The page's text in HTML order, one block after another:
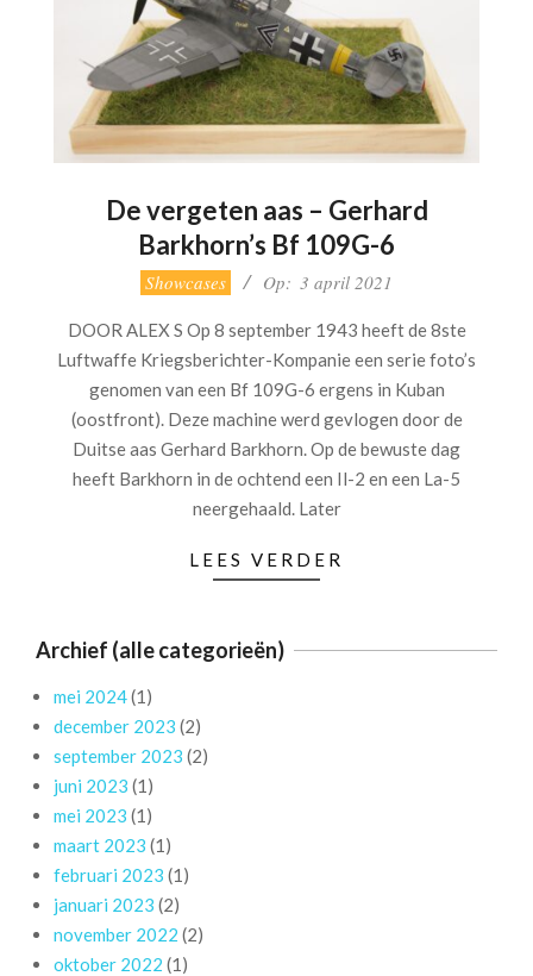
De vergeten aas – Gerhard
Barkhorn’s Bf 109G-6
03
Showcases Op: 3 april 2021
DOOR ALEX S Op 8 september 1943 heeft de 8ste
Luftwaffe Kriegsberichter-Kompanie een serie foto’s
genomen van een Bf 109G-6 ergens in Kuban
(oostfront). Deze machine werd gevlogen door de
Duitse aas Gerhard Barkhorn. Op de bewuste dag
heeft Barkhorn in de ochtend een Il-2 en een La-5
neergehaald. Later
LEES VERDER
Archief (alle categorieën)
mei 2024(1)
december 2023 (2)
september 2023 (2)
juni 2023 (1)
mei 2023 (1)
maart 2023 (1)
februari 2023 (1)
januari 2023 (2)
november 2022 (2)
oktober 2022 (1)